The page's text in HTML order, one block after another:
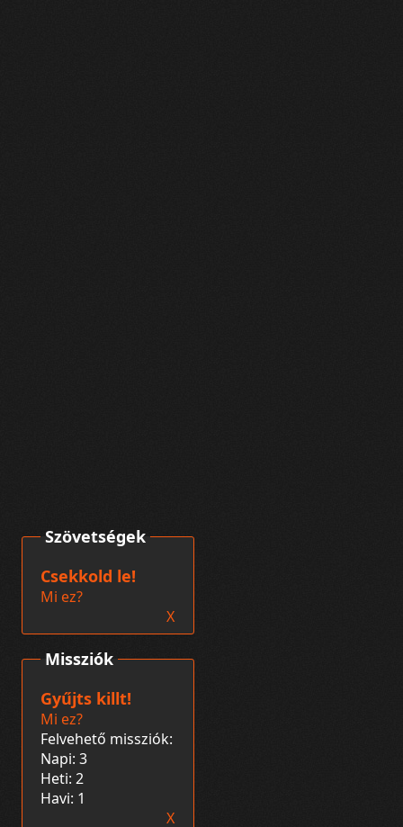
Missziók
Gyűjts killt!
Mi ez?
Felvehető missziók:
Napi: 3
Heti: 2
Havi: 1
X
Szövetségek
Csekkold le!
Mi ez?
X